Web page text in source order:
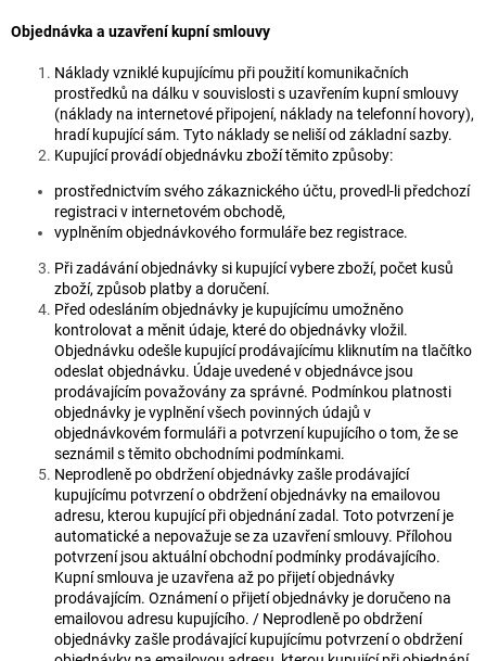
Objednávka a uzavření kupní smlouvy
Náklady vzniklé kupujícímu při použití komunikačních
prostředků na dálku v souvislosti s uzavřením kupní smlouvy
(náklady na internetové připojení, náklady na telefonní hovory),
hradí kupující sám. Tyto náklady se neliší od základní sazby.
Kupující provádí objednávku zboží těmito způsoby:
prostřednictvím svého zákaznického účtu, provedl-li předchozí
registraci v internetovém obchodě,
vyplněním objednávkového formuláře bez registrace.
Při zadávání objednávky si kupující vybere zboží, počet kusů
zboží, způsob platby a doručení.
Před odesláním objednávky je kupujícímu umožněno
kontrolovat a měnit údaje, které do objednávky vložil.
Objednávku odešle kupující prodávajícímu kliknutím na tlačítko
odeslat objednávku. Údaje uvedené v objednávce jsou
prodávajícím považovány za správné. Podmínkou platnosti
objednávky je vyplnění všech povinných údajů v
objednávkovém formuláři a potvrzení kupujícího o tom, že se
seznámil s těmito obchodními podmínkami.
Neprodleně po obdržení objednávky zašle prodávající
kupujícímu potvrzení o obdržení objednávky na emailovou
adresu, kterou kupující při objednání zadal. Toto potvrzení je
automatické a nepovažuje se za uzavření smlouvy. Přílohou
potvrzení jsou aktuální obchodní podmínky prodávajícího.
Kupní smlouva je uzavřena až po přijetí objednávky
prodávajícím. Oznámení o přijetí objednávky je doručeno na
emailovou adresu kupujícího. / Neprodleně po obdržení
objednávky zašle prodávající kupujícímu potvrzení o obdržení